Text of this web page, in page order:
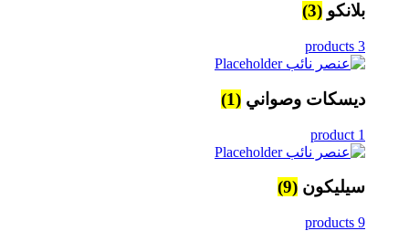
بلانكو (3)
3 products
ديسكات وصواني (1)
1 product
سيليكون (9)
9 products